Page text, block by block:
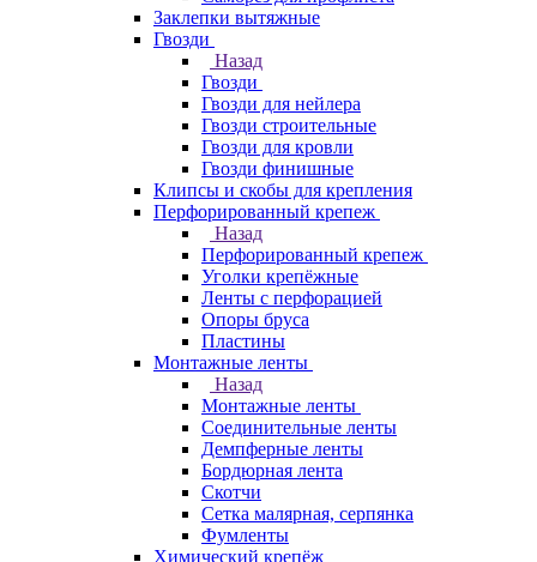
Заклепки вытяжные
Гвозди
Назад
Гвозди
Гвозди для нейлера
Гвозди строительные
Гвозди для кровли
Гвозди финишные
Клипсы и скобы для крепления
Перфорированный крепеж
Назад
Перфорированный крепеж
Уголки крепёжные
Ленты с перфорацией
Опоры бруса
Пластины
Монтажные ленты
Назад
Монтажные ленты
Соединительные ленты
Демпферные ленты
Бордюрная лента
Скотчи
Сетка малярная, серпянка
Фумленты
Химический крепёж